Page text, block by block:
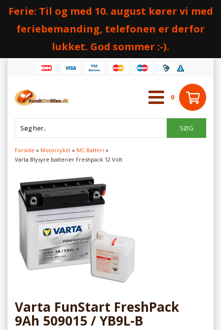
Ferie: Til og med 10. august kører vi med
feriebemanding, telefonen er derfor
lukket. God sommer :-).
0
Forside » Motorcykel » MC Batteri »
Varta Blysyre batterier Freshpack 12 Volt
Varta FunStart FreshPack
9Ah 509015 / YB9L-B